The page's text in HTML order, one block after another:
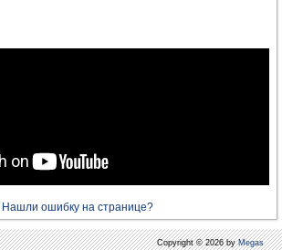
Нашли ошибку на странице?
Copyright © 2026 byMegas